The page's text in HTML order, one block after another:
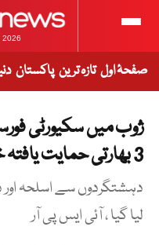
2026
صفحۂ اول تازہ ترین پاکستان
ژوب میں سکیورٹی
3 بھارتی حمایت یافتہ خوارج ہلاک
دہشتگردوں سے اسلحہ اور
لیا گیا ، آئی ایس پی آر